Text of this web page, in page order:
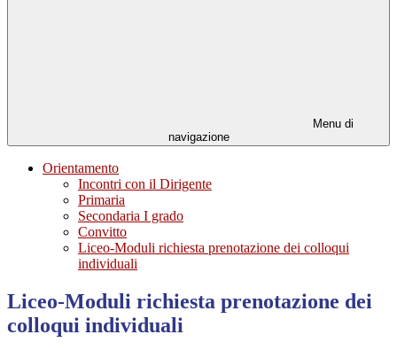
Menu di
navigazione
Orientamento
Incontri con il Dirigente
Primaria
Secondaria I grado
Convitto
Liceo-Moduli richiesta prenotazione dei colloqui
individuali
Liceo-Moduli richiesta prenotazione dei
colloqui individuali